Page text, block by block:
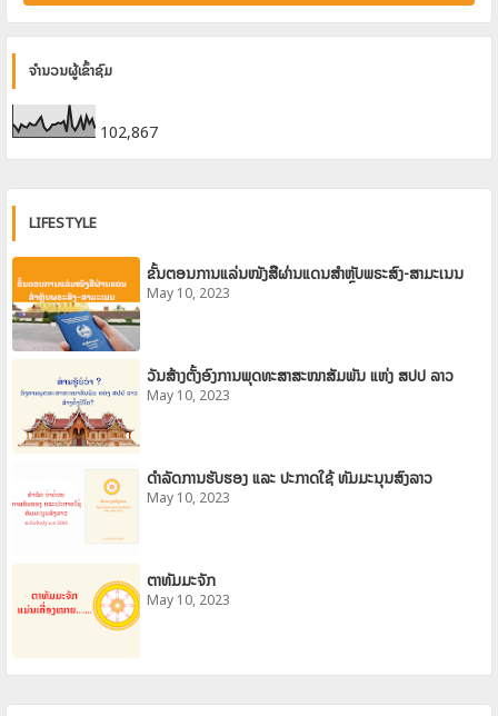
ຈຳນວນຜູ້ເຂົ້າຊົມ
102,867
LIFESTYLE
ຂັ້ນຕອນການແລ່ນໜັງສືຜ່ານແດນສຳຫຼັບພຣະສົງ-ສາມະເນນ
May 10, 2023
ວັນສ້າງຕັ້ງອົງການພຸດທະສາສະໜາສັມພັນ ແຫ່ງ ສປປ ລາວ
May 10, 2023
ດຳລັດການຮັບຮອງ ແລະ ປະກາດໃຊ້ ທັມມະນຸນສົງລາວ
May 10, 2023
ຕາທັມມະຈັກ
May 10, 2023